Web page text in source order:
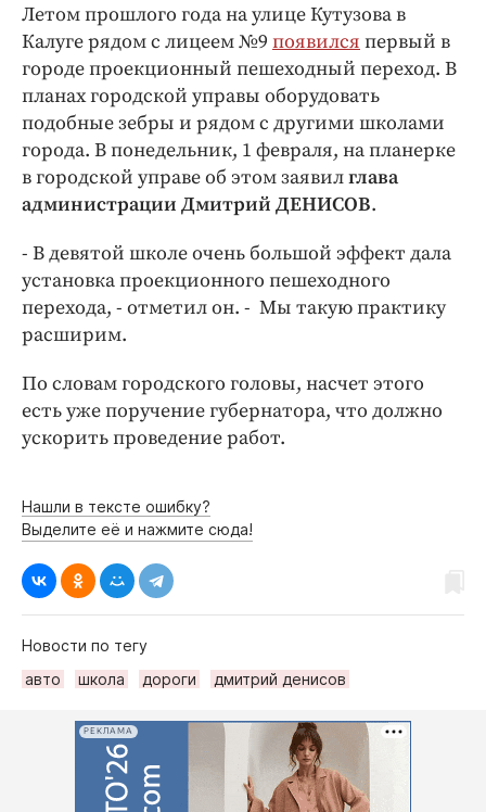
Издания
Медиаперсона
Интересное чтиво
Клиника года
Бренд года
Работодатель года
Летом прошлого года на улице Кутузова в
Калуге рядом с лицеем №9 появился первый в
городе проекционный пешеходный переход. В
планах городской управы оборудовать
подобные зебры и рядом с другими школами
города. В понедельник, 1 февраля, на планерке
в городской управе об этом заявилглава
администрации Дмитрий ДЕНИСОВ.
- В девятой школе очень большой эффект дала
установка проекционного пешеходного
перехода, - отметил он. - Мы такую практику
расширим.
По словам городского головы, насчет этого
есть уже поручение губернатора, что должно
ускорить проведение работ.
Нашли в тексте ошибку?
Выделите её и нажмите сюда!
Новости по тегу
авто
школа дороги дмитрий денисов
РЕКЛАМА